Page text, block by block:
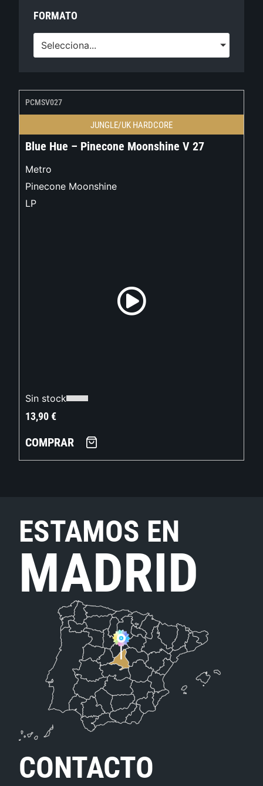
FORMATO
Selecciona...
PCMSV027
JUNGLE/UK HARDCORE
Blue Hue – Pinecone Moonshine V 27
Metro
Pinecone Moonshine
LP
Sin stock
13,90€
COMPRAR
ESTAMOS EN
MADRID
CONTACTO